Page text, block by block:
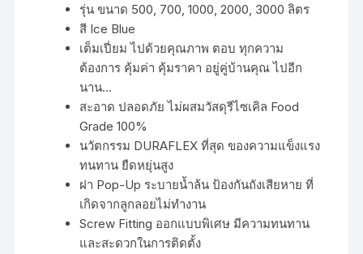
รุ่น ขนาด 500, 700, 1000, 2000, 3000 ลิตร
สี Ice Blue
เต็มเปี่ยม ไปด้วยคุณภาพ ตอบ ทุกความ
ต้องการ คุ้มค่า คุ้มราคา อยู่คู่บ้านคุณ ไปอีก
นาน…
สะอาด ปลอดภัย ไม่ผสมวัสดุรีไซเคิล Food
Grade 100%
นวัตกรรม DURAFLEX ที่สุด ของความแข็งแรง
ทนทาน ยืดหยุ่นสูง
ฝา Pop-Up ระบายน้ำล้น ป้องกันถังเสียหาย ที่
เกิดจากลูกลอยไม่ทำงาน
Screw Fitting ออกแบบพิเศษ มีความทนทาน
และสะดวกในการติดตั้ง